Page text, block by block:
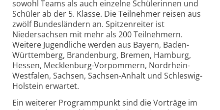
sowohl Teams als auch einzelne Schülerinnen und
Schüler ab der 5. Klasse. Die Teilnehmer reisen aus
zwölf Bundesländern an. Spitzenreiter ist
Niedersachsen mit mehr als 200 Teilnehmern.
Weitere Jugendliche werden aus Bayern, Baden-
Württemberg, Brandenburg, Bremen, Hamburg,
Hessen, Mecklenburg-Vorpommern, Nordrhein-
Westfalen, Sachsen, Sachsen-Anhalt und Schleswig-
Holstein erwartet.
Ein weiterer Programmpunkt sind die Vorträge im